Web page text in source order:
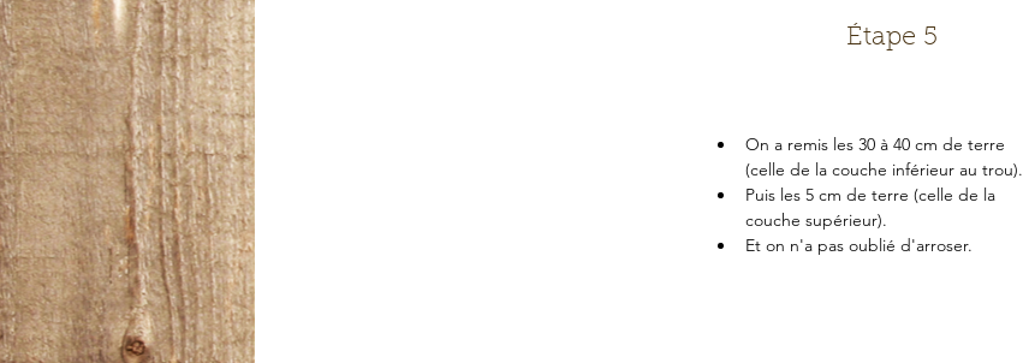
Étape 5
On a remis les 30 à 40 cm de terre
(celle de la couche inférieur au trou).
Puis les 5 cm de terre (celle de la
couche supérieur).
Et on n'a pas oublié d'arroser.